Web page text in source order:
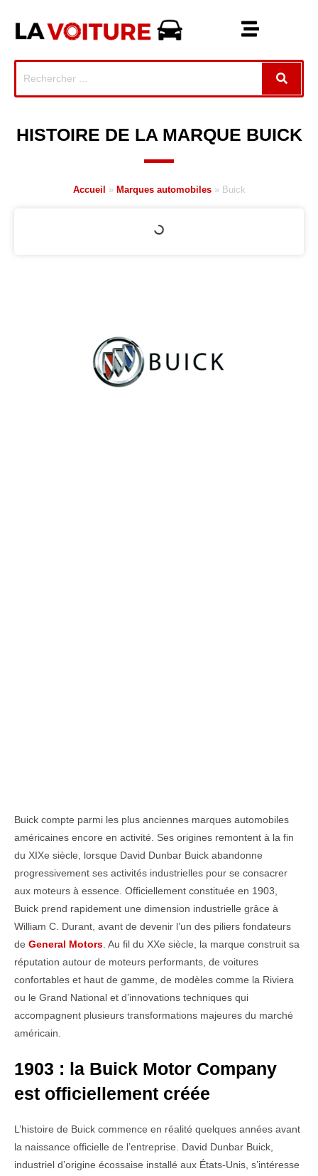
HISTOIRE DE LA MARQUE BUICK
Accueil » Marques automobiles » Buick
Buick compte parmi les plus anciennes marques automobiles
américaines encore en activité. Ses origines remontent à la fin
du XIXe siècle, lorsque David Dunbar Buick abandonne
progressivement ses activités industrielles pour se consacrer
aux moteurs à essence. Officiellement constituée en 1903,
Buick prend rapidement une dimension industrielle grâce à
William C. Durant, avant de devenir l’un des piliers fondateurs
de General Motors. Au fil du XXe siècle, la marque construit sa
réputation autour de moteurs performants, de voitures
confortables et haut de gamme, de modèles comme la Riviera
ou le Grand National et d’innovations techniques qui
accompagnent plusieurs transformations majeures du marché
américain.
1903 : la Buick Motor Company
est officiellement créée
L’histoire de Buick commence en réalité quelques années avant
la naissance officielle de l’entreprise. David Dunbar Buick,
industriel d’origine écossaise installé aux États-Unis, s’intéresse